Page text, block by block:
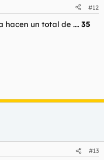
#12
hacen un total de .... 35
#13